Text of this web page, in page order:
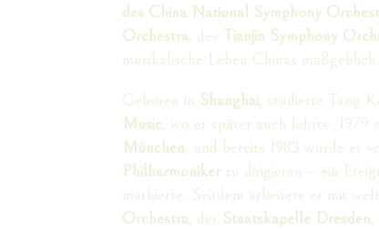
des China National Symphony
Orchestra, des Tianjin Symphony
musikalische Leben Chinas maßgeblich.
Geboren in Shanghai, studierte Tang
Music, wo er später auch lehrte. 1979
München, und bereits 1983 wurde er
Philharmoniker zu dirigieren – ein
markierte. Seitdem arbeitete er mit
Orchestra, der Staatskapelle Dresden,